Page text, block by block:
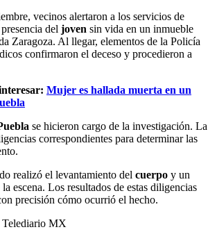
vecinos alertaron a los servicios de
del joven sin vida en un inmueble
Zaragoza. Al llegar, elementos de la Policía
confirmaron el deceso y procedieron a
Mujer es hallada muerta en un
se hicieron cargo de la investigación. La
correspondientes para determinar las
realizó el levantamiento del cuerpo y un
escena. Los resultados de estas diligencias
precisión cómo ocurrió el hecho.
MX